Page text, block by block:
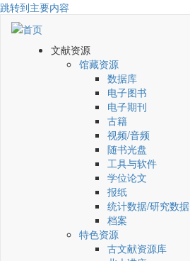
跳转到主要内容
文献资源
馆藏资源
数据库
电子图书
电子期刊
古籍
视频/音频
随书光盘
工具与软件
学位论文
报纸
统计数据/研究数据
档案
特色资源
古文献资源库